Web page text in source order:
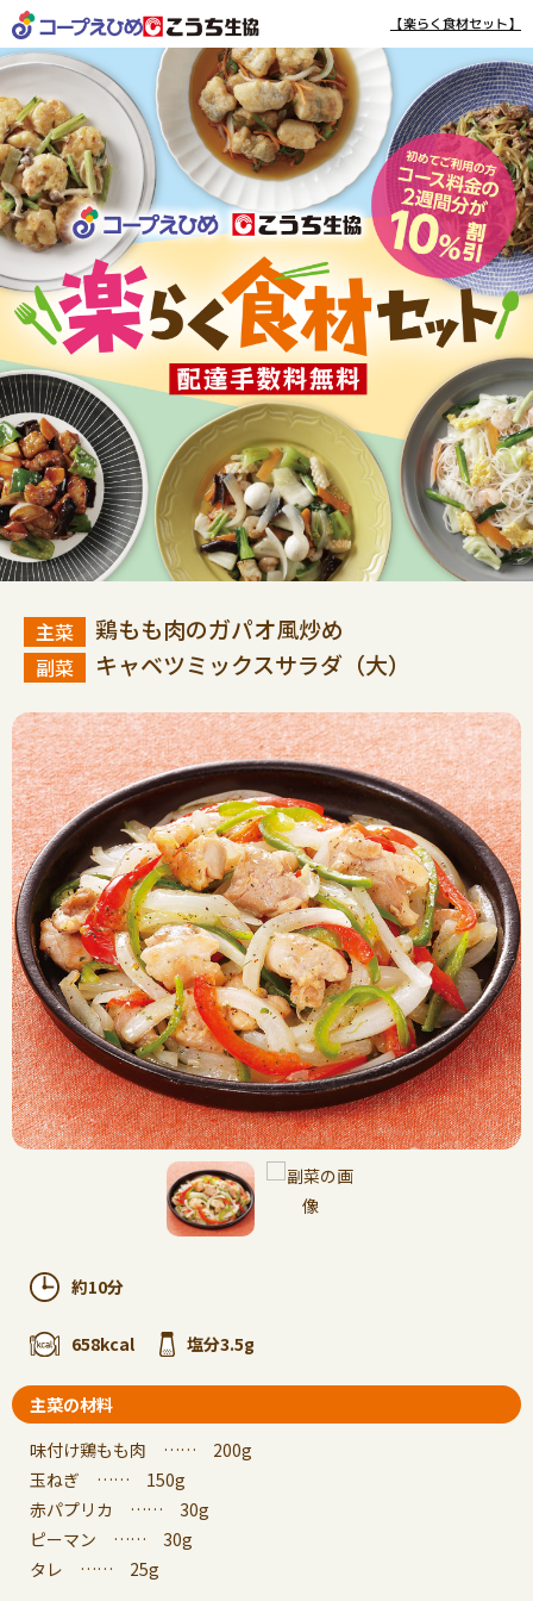
【楽らく食材セット】
鶏もも肉のガパオ風炒め
キャベツミックスサラダ（大）
約10分
658kcal 塩分3.5g
主菜の材料
味付け鶏もも肉 …… 200g
玉ねぎ …… 150g
赤パプリカ …… 30g
ピーマン …… 30g
タレ …… 25g